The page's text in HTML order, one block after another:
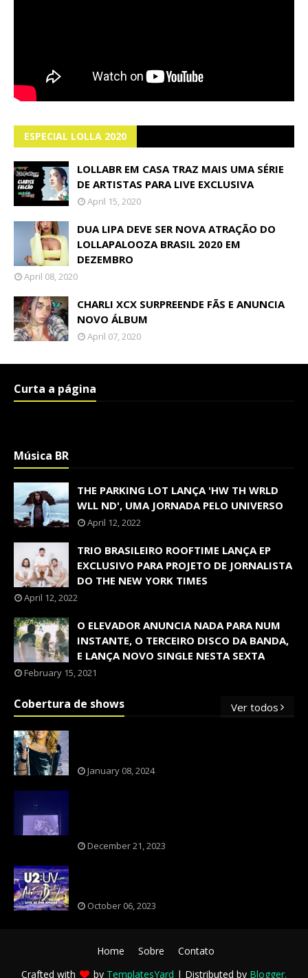
ESPECIAL LOLLA 2020
LOLLABR EM CASA TRAZ MAIS UMA SÉRIE
DE ARTISTAS PARA LIVE EXCLUSIVA
April 15, 2020
DUA LIPA DEVE SER NOVA ATRAÇÃO DO
LOLLAPALOOZA BRASIL 2020 EM
DEZEMBRO
April 08, 2020
CHARLI XCX SURPREENDE FÃS E ANUNCIA
NOVO ÁLBUM
April 07, 2020
Curta a página
Música BR
THE PARKING LOT LANÇA 'HW TH WRLD
WLL ND', UMA JORNADA PELO UNIVERSO
April 12, 2022
TRIO BRASILEIRO ROOFTIME LANÇA EP
EXCLUSIVO PARA PROJETO DE JORNALISTA
DO THE NEW YORK TIMES
April 12, 2022
O ELEVADOR ANUNCIA NADA PARA NUM
INSTANTE, O TERCEIRO DISCO DA BANDA,
E LANÇA NOVO SINGLE NESTA SEXTA
February 15, 2021
Cobertura de shows Ver todos
January 08, 2024
December 21, 2023
October 06, 2023
Home Sobre
Contato
Crafted with
by TemplatesYard | Distributed by Blogger.